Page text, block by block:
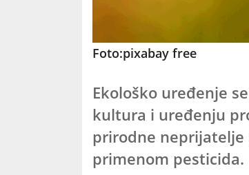
Foto:pixabay free
Ekološko uređenje
kultura i uređenju
prirodne neprijatelje
primenom pesticida.